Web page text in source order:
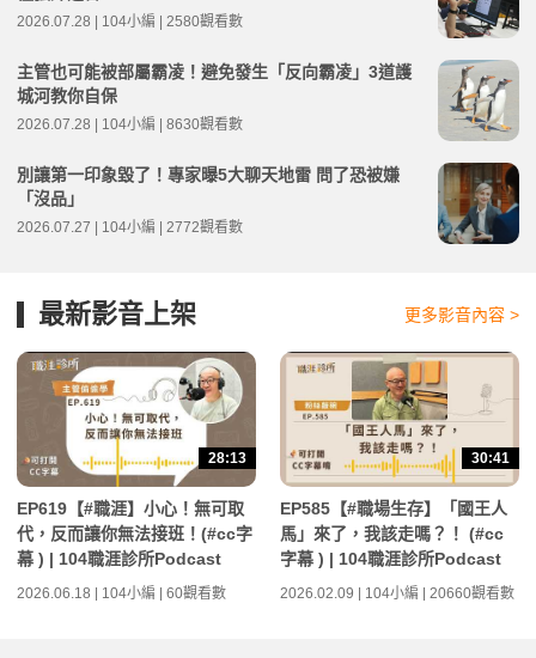
2026.07.28 | 104小編 | 2580觀看數
主管也可能被部屬霸凌！避免發生「反向霸凌」3道護
城河教你自保
2026.07.28 | 104小編 | 8630觀看數
別讓第一印象毀了！專家曝5大聊天地雷 問了恐被嫌
「沒品」
2026.07.27 | 104小編 | 2772觀看數
最新影音上架 更多影音內容 >
28:13
EP619【#職涯】小心！無可取
代，反而讓你無法接班！(#cc字
幕 ) | 104職涯診所Podcast
2026.06.18 | 104小編 | 60觀看數
30:41
EP585【#職場生存】「國王人
馬」來了，我該走嗎？！ (#cc
字幕 ) | 104職涯診所Podcast
2026.02.09 | 104小編 | 20660觀看數